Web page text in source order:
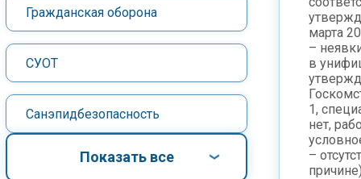
Гражданская оборона
СУОТ
Санэпидбезопасность
Показать все
марта
–
в
1,
нет,
–